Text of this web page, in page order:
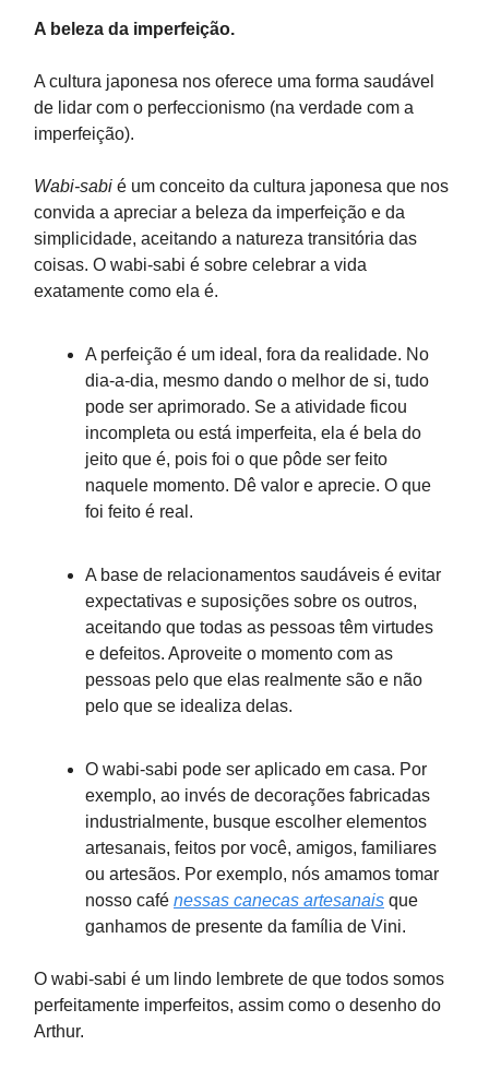
A beleza da imperfeição.
A cultura japonesa nos oferece uma forma saudável
de lidar com o perfeccionismo (na verdade com a
imperfeição).
Wabi-sabi é um conceito da cultura japonesa que nos
convida a apreciar a beleza da imperfeição e da
simplicidade, aceitando a natureza transitória das
coisas. O wabi-sabi é sobre celebrar a vida
exatamente como ela é.
A perfeição é um ideal, fora da realidade. No
dia-a-dia, mesmo dando o melhor de si, tudo
pode ser aprimorado. Se a atividade ficou
incompleta ou está imperfeita, ela é bela do
jeito que é, pois foi o que pôde ser feito
naquele momento. Dê valor e aprecie. O que
foi feito é real.
A base de relacionamentos saudáveis é evitar
expectativas e suposições sobre os outros,
aceitando que todas as pessoas têm virtudes
e defeitos. Aproveite o momento com as
pessoas pelo que elas realmente são e não
pelo que se idealiza delas.
O wabi-sabi pode ser aplicado em casa. Por
exemplo, ao invés de decorações fabricadas
industrialmente, busque escolher elementos
artesanais, feitos por você, amigos, familiares
ou artesãos. Por exemplo, nós amamos tomar
nosso café nessas canecas artesanais que
ganhamos de presente da família de Vini.
O wabi-sabi é um lindo lembrete de que todos somos
perfeitamente imperfeitos, assim como o desenho do
Arthur.